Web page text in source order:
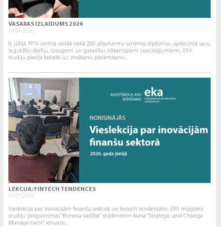
VASARAS IZLAIDUMS 2026
29.07.2026.
8. jūlijā ATTA centrā vairāk nekā 200 absolventu saņēma diplomus, apliecinot savu
ieguldīto darbu, izaugsmi un gatavību nākamajiem izaicinājumiem.. EKA
studiju pieeja balstās uz zināšanu pielietošanu...
LEKCIJA: FINTECH TENDENCES
07.07.2026.
Vieslekcija par inovācijām finanšu sektorā un fintech tendencēm. EKA maģistra
studiju programmas “Biznesa vadība” studentiem kursa “Strategic and Change
Management” ietvaros...